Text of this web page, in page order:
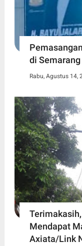
di
Rabu, Agustus 14,
Mendapat
Axiata/Link